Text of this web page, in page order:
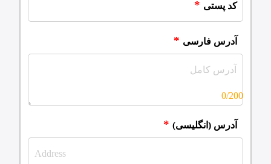
کد پستی
آدرس فارسی
0/200
آدرس (انگلیسی)